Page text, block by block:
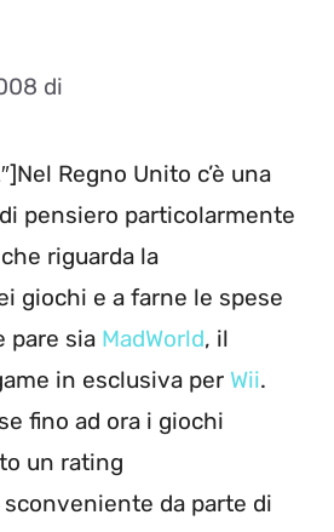
di
Regno Unito c’è una
pensiero particolarmente
riguarda la
giochi e a farne le spese
pare sia MadWorld, il
in esclusiva per Wii.
fino ad ora i giochi
un rating
da parte di